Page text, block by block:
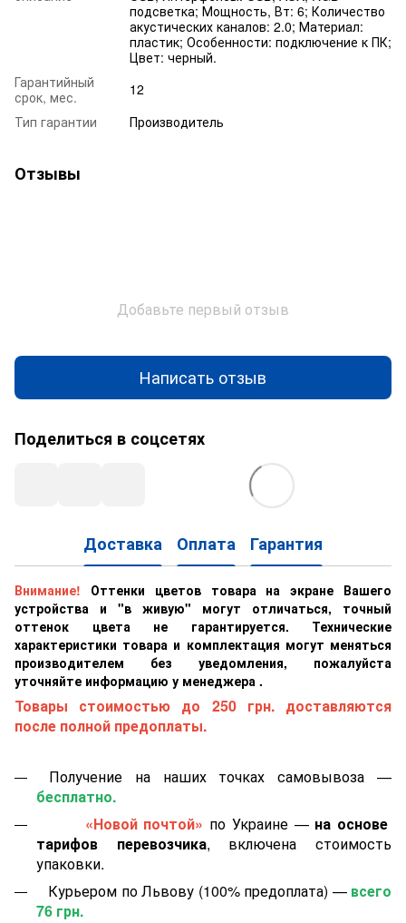
подсветка; Мощность, Вт: 6; Количество
акустических каналов: 2.0; Материал:
пластик; Особенности: подключение к ПК;
Цвет: черный.
Гарантийный
срок, мес.
12
Тип гарантии
Производитель
Отзывы
Добавьте первый отзыв
Написать отзыв
Поделиться в соцсетях
Доставка Оплата Гарантия
Внимание!
Оттенки цветов товара на экране Вашего
устройства и "в живую" могут отличаться, точный
оттенок цвета не гарантируется. Технические
характеристики товара и комплектация могут меняться
производителем без уведомления, пожалуйста
уточняйте информацию у менеджера .
Товары стоимостью до 250 грн. доставляются
после полной предоплаты.
Получение на наших точках самовывоза —
бесплатно.
«Новой почтой» по Украине — на основе
тарифов перевозчика, включена стоимость
упаковки.
Курьером по Львову (100% предоплата) — всего
76 грн.